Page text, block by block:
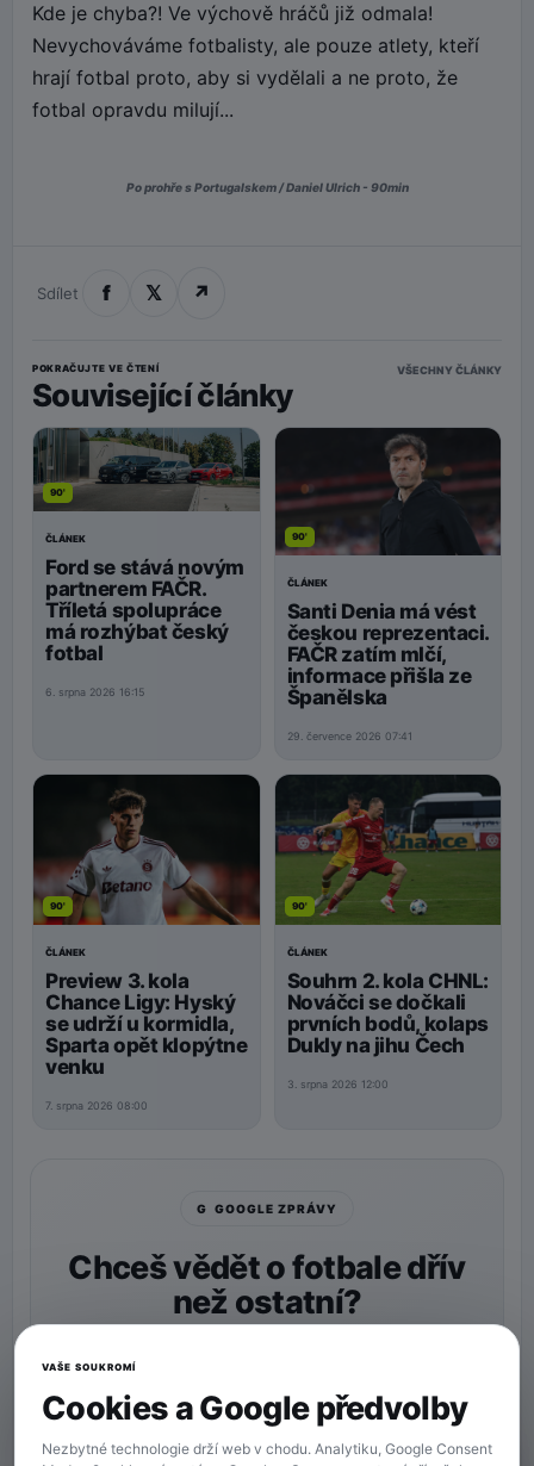
Kde je chyba?! Ve výchově hráčů již odmala!
Nevychováváme fotbalisty, ale pouze atlety, kteří
hrají fotbal proto, aby si vydělali a ne proto, že
fotbal opravdu milují...
Po prohře s Portugalskem / Daniel Ulrich - 90min
Sdílet f 𝕏 ↗
POKRAČUJTE VE ČTENÍ
Související články
VŠECHNY ČLÁNKY
90'
ČLÁNEK
Ford se stává novým
partnerem FAČR.
Tříletá spolupráce
má rozhýbat český
fotbal
6. srpna 2026 16:15
90'
ČLÁNEK
Santi Denia má vést
českou reprezentaci.
FAČR zatím mlčí,
informace přišla ze
Španělska
29. července 2026 07:41
90'
ČLÁNEK
Preview 3. kola
Chance Ligy: Hyský
se udrží u kormidla,
Sparta opět klopýtne
venku
7. srpna 2026 08:00
90'
ČLÁNEK
Souhrn 2. kola CHNL:
Nováčci se dočkali
prvních bodů, kolaps
Dukly na jihu Čech
3. srpna 2026 12:00
G GOOGLE ZPRÁVY
Chceš vědět o fotbale dřív
než ostatní?
Více zpráv na Googlu
VAŠE SOUKROMÍ
Cookies a Google předvolby
Nezbytné technologie drží web v chodu. Analytiku, Google Consent